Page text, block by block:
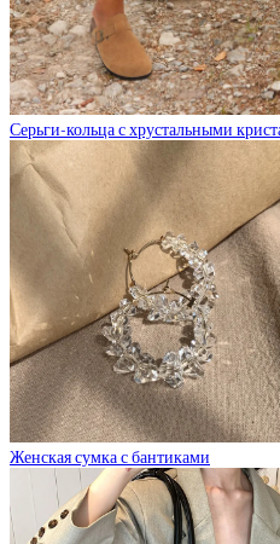
Серьги-кольца с хрустальными
Женская сумка с бантиками